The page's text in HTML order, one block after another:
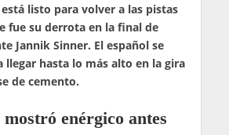
listo para volver a las pistas
fue su derrota en la final de
Jannik Sinner. El español se
llegar hasta lo más alto en la gira
de cemento.
enérgico antes